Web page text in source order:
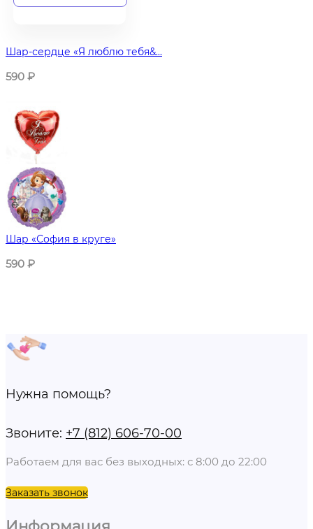
Шар-сердце «Я люблю тебя&...
590 ₽
Шар «София в круге»
590 ₽
Нужна помощь?
Звоните: +7 (812) 606-70-00
Работаем для вас без выходных: с 8:00 до 22:00
Заказать звонок